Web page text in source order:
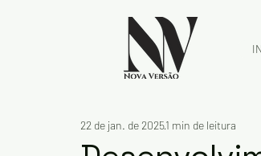
22 de jan. de 20251 min de leitura